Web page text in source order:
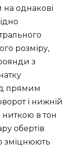
однакові
розміру,
з
прямим
і нижній
ниткою в тон
обертів
зміцнюють